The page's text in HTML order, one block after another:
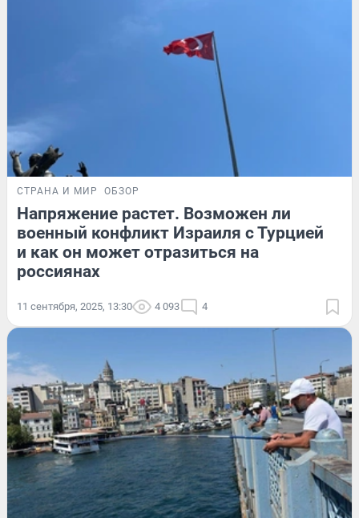
СТРАНА И МИР ОБЗОР
Напряжение растет. Возможен ли
военный конфликт Израиля с Турцией
и как он может отразиться на
россиянах
11 сентября, 2025, 13:30 4 093 4